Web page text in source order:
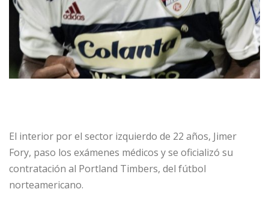
El interior por el sector izquierdo de 22 años, Jimer
Fory, paso los exámenes médicos y se oficializó su
contratación al Portland Timbers, del fútbol
norteamericano.